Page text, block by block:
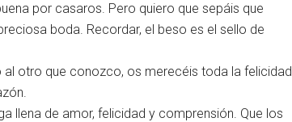
por casaros. Pero quiero que sepáis que
boda. Recordar, el beso es el sello de
otro que conozco, os merecéis toda la felicidad
llena de amor, felicidad y comprensión. Que los